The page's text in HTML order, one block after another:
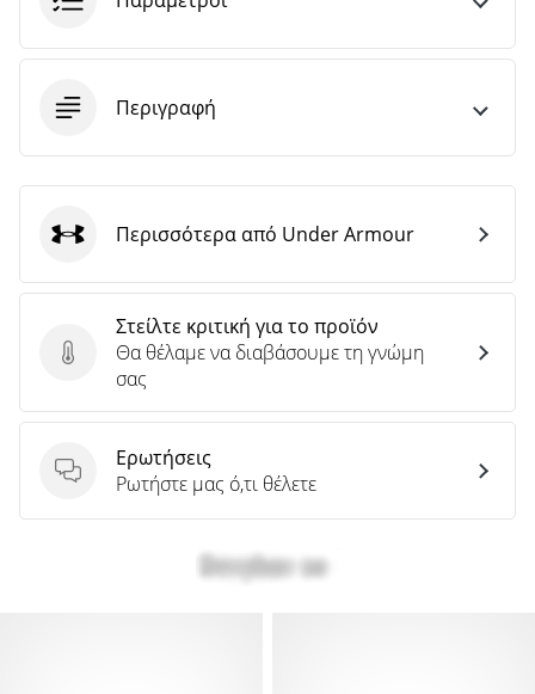
Περιγραφή
Στείλτε κριτική για το προϊόν
Στείλτε κριτική για το προϊόν
Θα θέλαμε να διαβάσουμε τη γνώμη
σας
Ερωτήσεις
Ερωτήσεις
Ρωτήστε μας ό,τι θέλετε
Under Armour
Περισσότερα από Under Armour